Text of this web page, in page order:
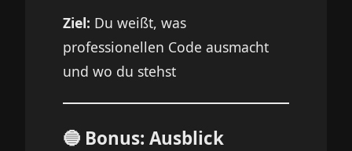
Ziel: Du weißt, was
professionellen Code ausmacht
und wo du stehst
🔵 Bonus: Ausblick